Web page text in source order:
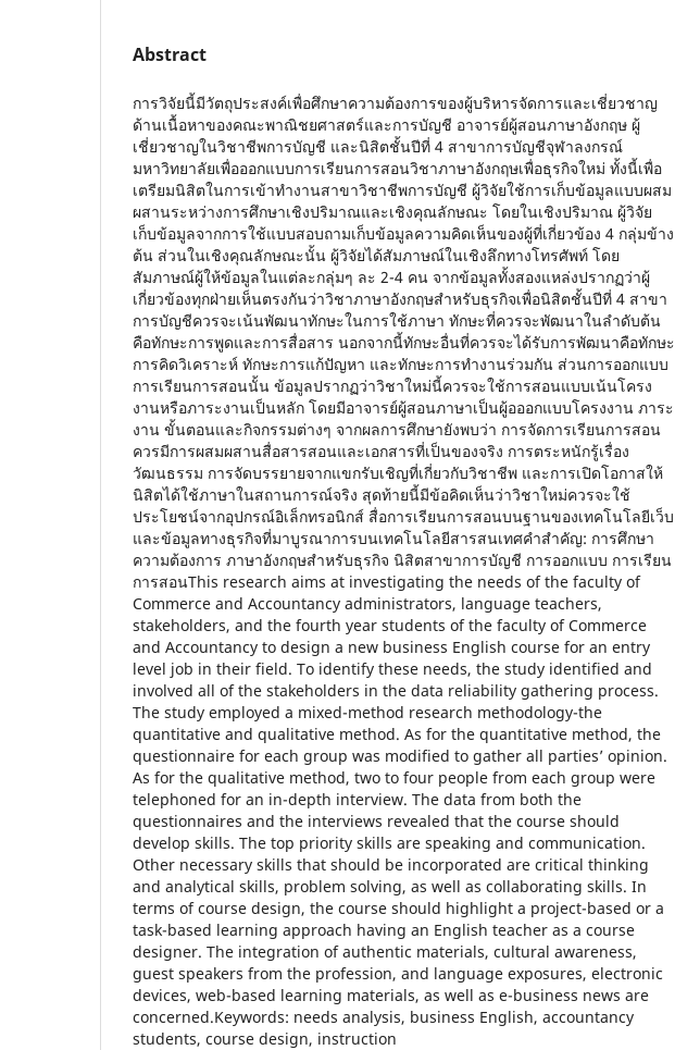
Abstract
การวิจัยนี้มีวัตถุประสงค์เพื่อศึกษาความต้องการของผู้บริหารจัดการและเชี่ยวชาญ
ด้านเนื้อหาของคณะพาณิชยศาสตร์และการบัญชี อาจารย์ผู้สอนภาษาอังกฤษ ผู้
เชี่ยวชาญในวิชาชีพการบัญชี และนิสิตชั้นปีที่ 4 สาขาการบัญชีจุฬาลงกรณ์
มหาวิทยาลัยเพื่อออกแบบการเรียนการสอนวิชาภาษาอังกฤษเพื่อธุรกิจใหม่ ทั้งนี้เพื่อ
เตรียมนิสิตในการเข้าทำงานสาขาวิชาชีพการบัญชี ผู้วิจัยใช้การเก็บข้อมูลแบบผสม
ผสานระหว่างการศึกษาเชิงปริมาณและเชิงคุณลักษณะ โดยในเชิงปริมาณ ผู้วิจัย
เก็บข้อมูลจากการใช้แบบสอบถามเก็บข้อมูลความคิดเห็นของผู้ที่เกี่ยวข้อง 4 กลุ่มข้าง
ต้น ส่วนในเชิงคุณลักษณะนั้น ผู้วิจัยได้สัมภาษณ์ในเชิงลึกทางโทรศัพท์ โดย
สัมภาษณ์ผู้ให้ข้อมูลในแต่ละกลุ่มๆ ละ 2-4 คน จากข้อมูลทั้งสองแหล่งปรากฏว่าผู้
เกี่ยวข้องทุกฝ่ายเห็นตรงกันว่าวิชาภาษาอังกฤษสำหรับธุรกิจเพื่อนิสิตชั้นปีที่ 4 สาขา
การบัญชีควรจะเน้นพัฒนาทักษะในการใช้ภาษา ทักษะที่ควรจะพัฒนาในลำดับต้น
คือทักษะการพูดและการสื่อสาร นอกจากนี้ทักษะอื่นที่ควรจะได้รับการพัฒนาคือทักษะ
การคิดวิเคราะห์ ทักษะการแก้ปัญหา และทักษะการทำงานร่วมกัน ส่วนการออกแบบ
การเรียนการสอนนั้น ข้อมูลปรากฏว่าวิชาใหม่นี้ควรจะใช้การสอนแบบเน้นโครง
งานหรือภาระงานเป็นหลัก โดยมีอาจารย์ผู้สอนภาษาเป็นผู้อออกแบบโครงงาน ภาระ
งาน ขั้นตอนและกิจกรรมต่างๆ จากผลการศึกษายังพบว่า การจัดการเรียนการสอน
ควรมีการผสมผสานสื่อสารสอนและเอกสารที่เป็นของจริง การตระหนักรู้เรื่อง
วัฒนธรรม การจัดบรรยายจากแขกรับเชิญที่เกี่ยวกับวิชาชีพ และการเปิดโอกาสให้
นิสิตได้ใช้ภาษาในสถานการณ์จริง สุดท้ายนี้มีข้อคิดเห็นว่าวิชาใหม่ควรจะใช้
ประโยชน์จากอุปกรณ์อิเล็กทรอนิกส์ สื่อการเรียนการสอนบนฐานของเทคโนโลยีเว็บ
และข้อมูลทางธุรกิจที่มาบูรณาการบนเทคโนโลยีสารสนเทศคำสำคัญ: การศึกษา
ความต้องการ ภาษาอังกฤษสำหรับธุรกิจ นิสิตสาขาการบัญชี การออกแบบ การเรียน
การสอนThis research aims at investigating the needs of the faculty of
Commerce and Accountancy administrators, language teachers,
stakeholders, and the fourth year students of the faculty of Commerce
and Accountancy to design a new business English course for an entry
level job in their field. To identify these needs, the study identified and
involved all of the stakeholders in the data reliability gathering process.
The study employed a mixed-method research methodology-the
quantitative and qualitative method. As for the quantitative method, the
questionnaire for each group was modified to gather all parties’ opinion.
As for the qualitative method, two to four people from each group were
telephoned for an in-depth interview. The data from both the
questionnaires and the interviews revealed that the course should
develop skills. The top priority skills are speaking and communication.
Other necessary skills that should be incorporated are critical thinking
and analytical skills, problem solving, as well as collaborating skills. In
terms of course design, the course should highlight a project-based or a
task-based learning approach having an English teacher as a course
designer. The integration of authentic materials, cultural awareness,
guest speakers from the profession, and language exposures, electronic
devices, web-based learning materials, as well as e-business news are
concerned.Keywords: needs analysis, business English, accountancy
students, course design, instruction